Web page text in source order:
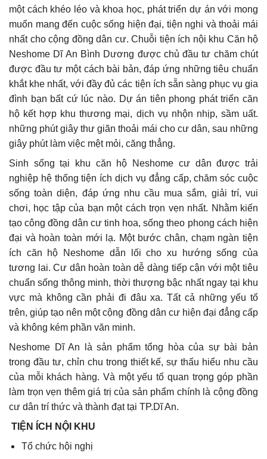
một cách khéo léo và khoa học, phát triển dự án với mong
muốn mang đến cuộc sống hiện đại, tiện nghi và thoải mái
nhất cho cộng đồng dân cư. Chuỗi tiện ích nội khu Căn hộ
Neshome Dĩ An Bình Dương được chủ đầu tư chăm chút
được đầu tư một cách bài bản, đáp ứng những tiêu chuẩn
khắt khe nhất, với đầy đủ các tiện ích sẵn sàng phục vụ gia
đình bạn bất cứ lúc nào. Dự án tiên phong phát triển căn
hộ kết hợp khu thương mại, dịch vụ nhộn nhịp, sầm uất.
những phút giây thư giãn thoải mái cho cư dân, sau những
giây phút làm việc mệt mỏi, căng thẳng.
Sinh sống tại khu căn hộ Neshome cư dân được trải
nghiệp hệ thống tiện ích dịch vụ đẳng cấp, chăm sóc cuộc
sống toàn diện, đáp ứng nhu cầu mua sắm, giải trí, vui
chơi, học tập của bạn một cách trọn vẹn nhất. Nhằm kiến
tạo công đồng dân cư tinh hoa, sống theo phong cách hiện
đại và hoàn toàn mới lạ. Một bước chân, chạm ngàn tiện
ích căn hộ Neshome dẫn lối cho xu hướng sống của
tương lai. Cư dân hoàn toàn dễ dàng tiếp cận với một tiêu
chuẩn sống thông minh, thời thượng bậc nhất ngay tại khu
vực mà không cần phải đi đâu xa. Tất cả những yếu tố
trên, giúp tạo nên một cộng đồng dân cư hiện đại đẳng cấp
và không kém phần văn minh.
Neshome Dĩ An là sản phẩm tổng hòa của sự bài bản
trong đầu tư, chỉn chu trong thiết kế, sự thấu hiểu nhu cầu
của mỗi khách hàng. Và một yếu tố quan trọng góp phần
làm trọn vẹn thêm giá trị của sản phẩm chính là cộng đồng
cư dân trí thức và thành đạt tại TP.Dĩ An.
TIỆN ÍCH NỘI KHU
Tổ chức hội nghị